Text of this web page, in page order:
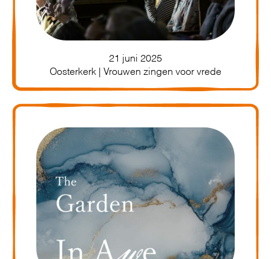
21 juni 2025
Oosterkerk | Vrouwen zingen voor vrede